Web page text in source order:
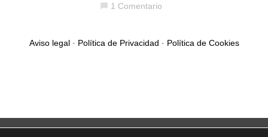
chat_bubble 1 Comentario
Aviso legal· Política de Privacidad · Política de Cookies